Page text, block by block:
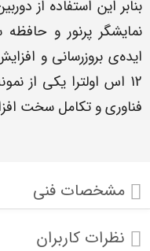
بنابر این استفاده از
نمایشگر پرنور و
ایده‌ی بروزرسانی و
12 اس اولترا یکی از
فناوری و تکامل سخت
مشخصات فنی
نظرات کاربران